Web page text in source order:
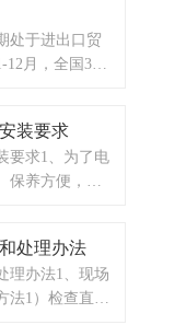
处于进出口贸
12月，全国31
累计出口总额
。2018年
装要求
要求1、为了电
保养方便，电
量计应安装在
避免阳光直
水装置4、避免
处理办法
理办法1、现场
法1）检查直管